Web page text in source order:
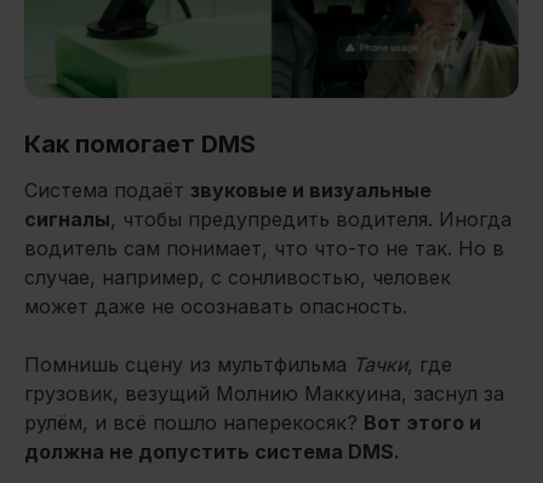
Как помогает DMS
Система подаёт звуковые и визуальные
сигналы, чтобы предупредить водителя. Иногда
водитель сам понимает, что что-то не так. Но в
случае, например, с сонливостью, человек
может даже не осознавать опасность.
Помнишь сцену из мультфильма Тачки, где
грузовик, везущий Молнию Маккуина, заснул за
рулём, и всё пошло наперекосяк? Вот этого и
должна не допустить система DMS.